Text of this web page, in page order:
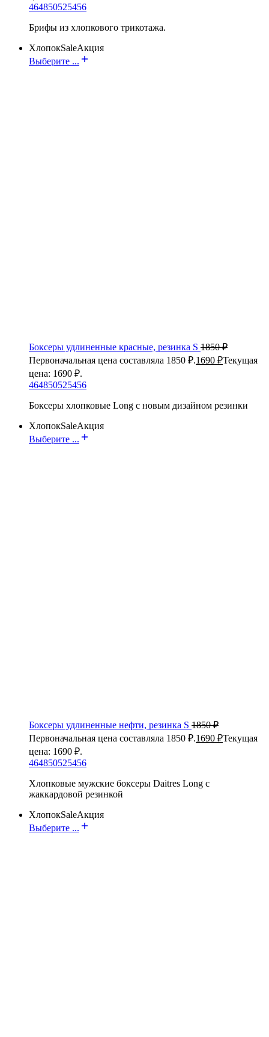
464850525456
Брифы из хлопкового трикотажа.
ХлопокSaleАкция
Выберите ...
Боксеры удлиненные красные, резинка S 1850₽
Первоначальная цена составляла 1850 ₽.1690 ₽Текущая
цена: 1690 ₽.
464850525456
Боксеры хлопковые Long с новым дизайном резинки
ХлопокSaleАкция
Выберите ...
Боксеры удлиненные нефти, резинка S 1850₽
Первоначальная цена составляла 1850 ₽.1690 ₽Текущая
цена: 1690 ₽.
464850525456
Хлопковые мужские боксеры Daitres Long с
жаккардовой резинкой
ХлопокSaleАкция
Выберите ...